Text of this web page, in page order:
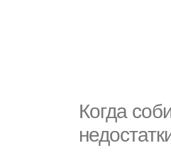
Когда